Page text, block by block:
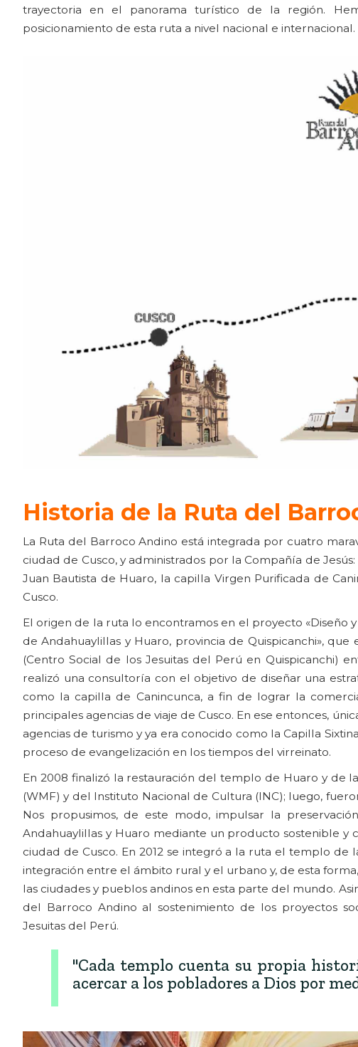
trayectoria en el panorama turístico de la región.
posicionamiento de esta ruta a nivel nacional e internacional.
Historia de la Ruta del
La Ruta del Barroco Andino está integrada por cuatro
ciudad de Cusco, y administrados por la Compañía de
Juan Bautista de Huaro, la capilla Virgen Purificada de
Cusco.
El origen de la ruta lo encontramos en el proyecto «Diseño
de Andahuaylillas y Huaro, provincia de Quispicanchi»,
(Centro Social de los Jesuitas del Perú en Quispicanchi)
realizó una consultoría con el objetivo de diseñar una
como la capilla de Canincunca, a fin de lograr la
principales agencias de viaje de Cusco. En ese entonces,
agencias de turismo y ya era conocido como la Capilla
proceso de evangelización en los tiempos del virreinato.
En 2008 finalizó la restauración del templo de Huaro y de
(WMF) y del Instituto Nacional de Cultura (INC); luego,
Nos propusimos, de este modo, impulsar la
Andahuaylillas y Huaro mediante un producto sostenible
ciudad de Cusco. En 2012 se integró a la ruta el templo
integración entre el ámbito rural y el urbano y, de esta
las ciudades y pueblos andinos en esta parte del mundo.
del Barroco Andino al sostenimiento de los proyectos
Jesuitas del Perú.
"Cada templo cuenta su propia
acercar a los pobladores a Dios por